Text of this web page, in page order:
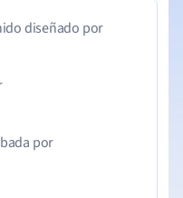
diseñado por
por